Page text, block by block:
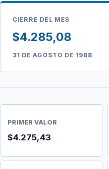
CIERRE DEL MES
$4.285,08
31 DE AGOSTO DE 1988
PRIMER VALOR
$4.275,43